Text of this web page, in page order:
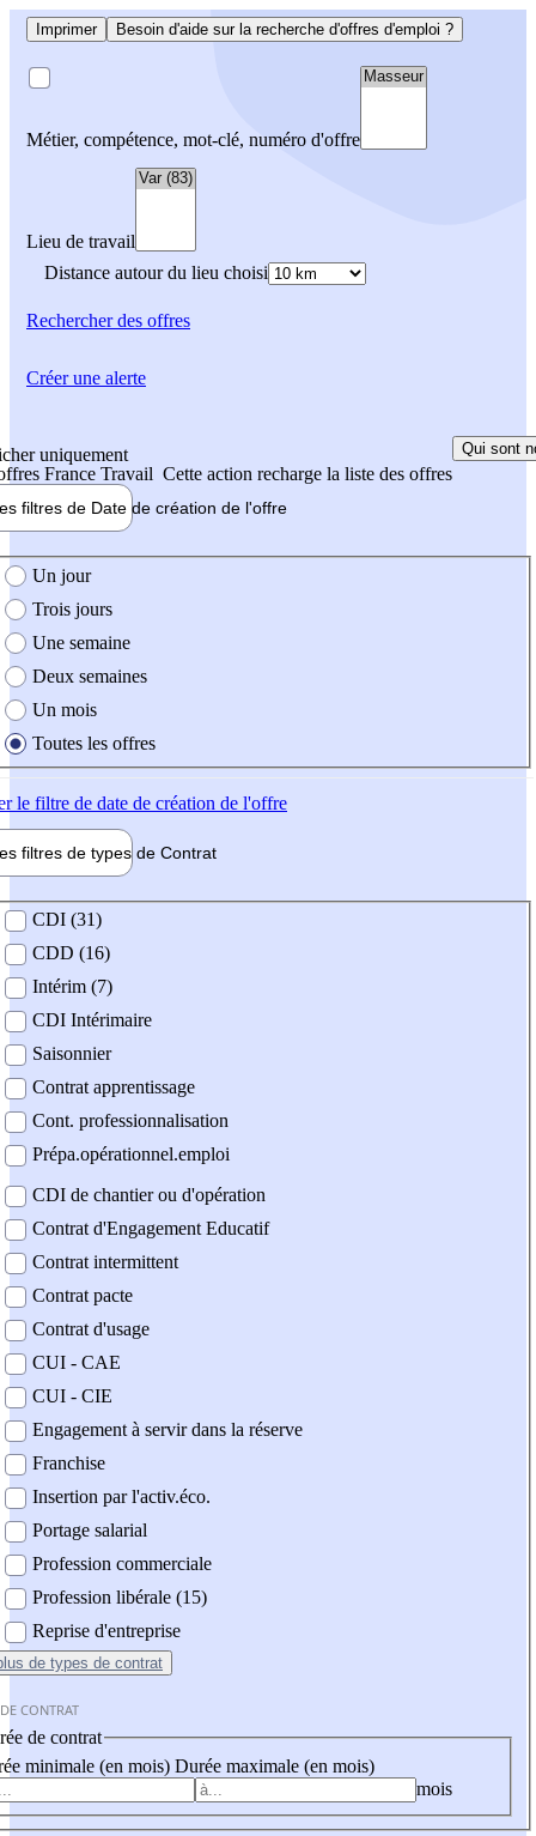
Imprimer Besoin d'aide sur la recherche d'offres d'emploi ?
Métier, compétence, mot-clé, numéro d'offre
Lieu de travail
Distance autour du lieu choisi
Rechercherdes offres
uniquement
France Travail Cette action recharge la liste des offres
Qui sont
filtres de Date de création de l'offre
création de l'offre
Un jour
Trois jours
Une semaine
Deux semaines
Un mois
Toutes les offres
le filtre de date de création de l'offre
filtres de types de Contrat
contrat
CDI (31)
CDD (16)
Intérim (7)
CDI Intérimaire
Saisonnier
Contrat apprentissage
Cont. professionnalisation
Prépa.opérationnel.emploi
CDI de chantier ou d'opération
Contrat d'Engagement Educatif
Contrat intermittent
Contrat pacte
Contrat d'usage
CUI - CAE
CUI - CIE
Engagement à servir dans la réserve
Franchise
Insertion par l'activ.éco.
Portage salarial
Profession commerciale
Profession libérale (15)
Reprise d'entreprise
de types de contrat
CONTRAT
de contrat
minimale (en mois) Durée maximale (en mois)
mois
Créer une alerte